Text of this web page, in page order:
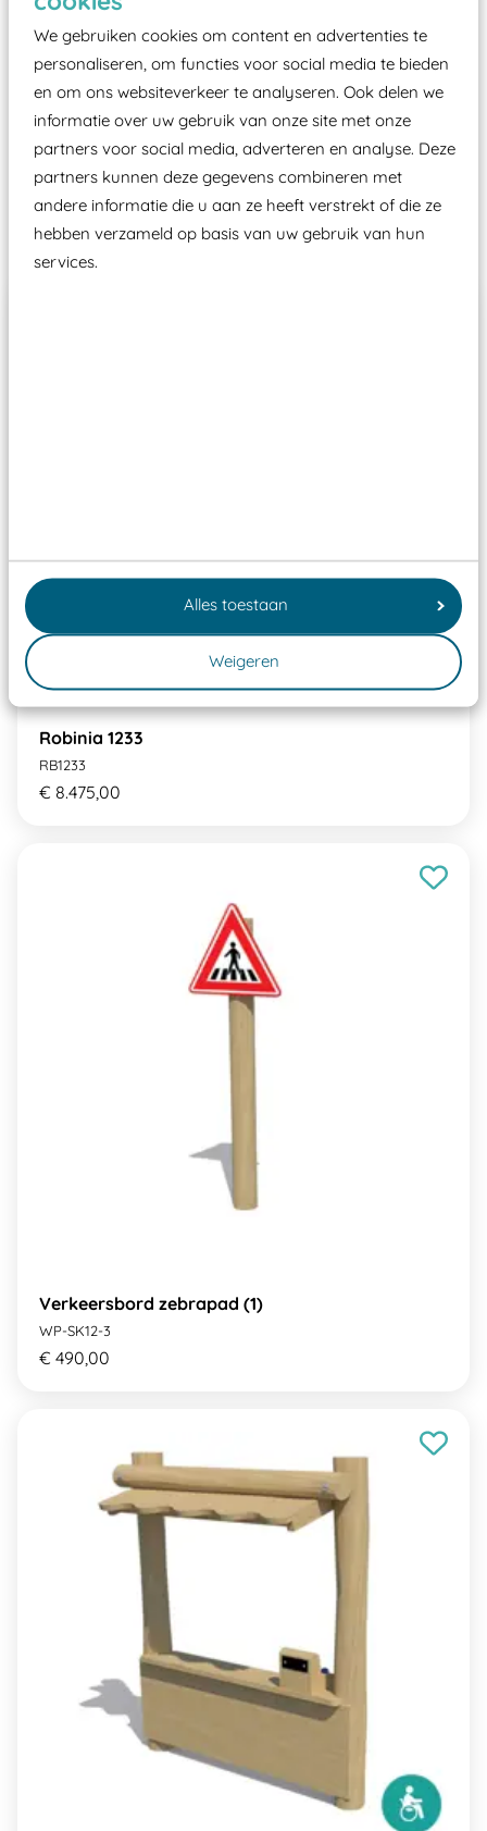
We gebruiken cookies om content en advertenties te
personaliseren, om functies voor social media te bieden
en om ons websiteverkeer te analyseren. Ook delen we
informatie over uw gebruik van onze site met onze
partners voor social media, adverteren en analyse. Deze
partners kunnen deze gegevens combineren met
andere informatie die u aan ze heeft verstrekt of die ze
hebben verzameld op basis van uw gebruik van hun
services.
Alles toestaan
Weigeren
aangewezen keuringsinstantie?
Wij ook speeltoestellen kunnen laten keuren zodat
ze toch binnen het Warenwetbesluit Attractie- en
Speeltoestellen vallen?
Past er goed bij
Robinia 1233
RB1233
€ 8.475,00
Verkeersbord zebrapad (1)
WP-SK12-3
€ 490,00